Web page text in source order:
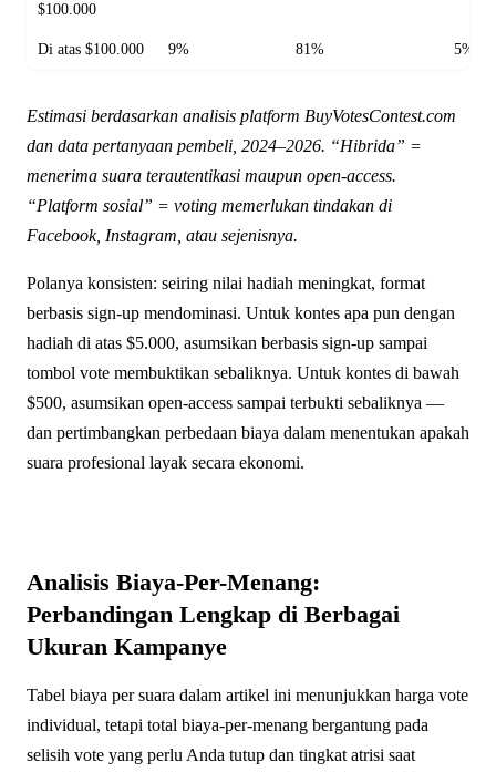
$100.000
Di atas $100.000 9% 81% 5%
Estimasi berdasarkan analisis platform BuyVotesContest.com
dan data pertanyaan pembeli, 2024–2026. “Hibrida” =
menerima suara terautentikasi maupun open-access.
“Platform sosial” = voting memerlukan tindakan di
Facebook, Instagram, atau sejenisnya.
Polanya konsisten: seiring nilai hadiah meningkat, format
berbasis sign-up mendominasi. Untuk kontes apa pun dengan
hadiah di atas $5.000, asumsikan berbasis sign-up sampai
tombol vote membuktikan sebaliknya. Untuk kontes di bawah
$500, asumsikan open-access sampai terbukti sebaliknya —
dan pertimbangkan perbedaan biaya dalam menentukan apakah
suara profesional layak secara ekonomi.
Analisis Biaya-Per-Menang:
Perbandingan Lengkap di Berbagai
Ukuran Kampanye
Tabel biaya per suara dalam artikel ini menunjukkan harga vote
individual, tetapi total biaya-per-menang bergantung pada
selisih vote yang perlu Anda tutup dan tingkat atrisi saat